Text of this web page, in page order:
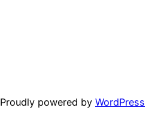
Proudly powered by WordPress